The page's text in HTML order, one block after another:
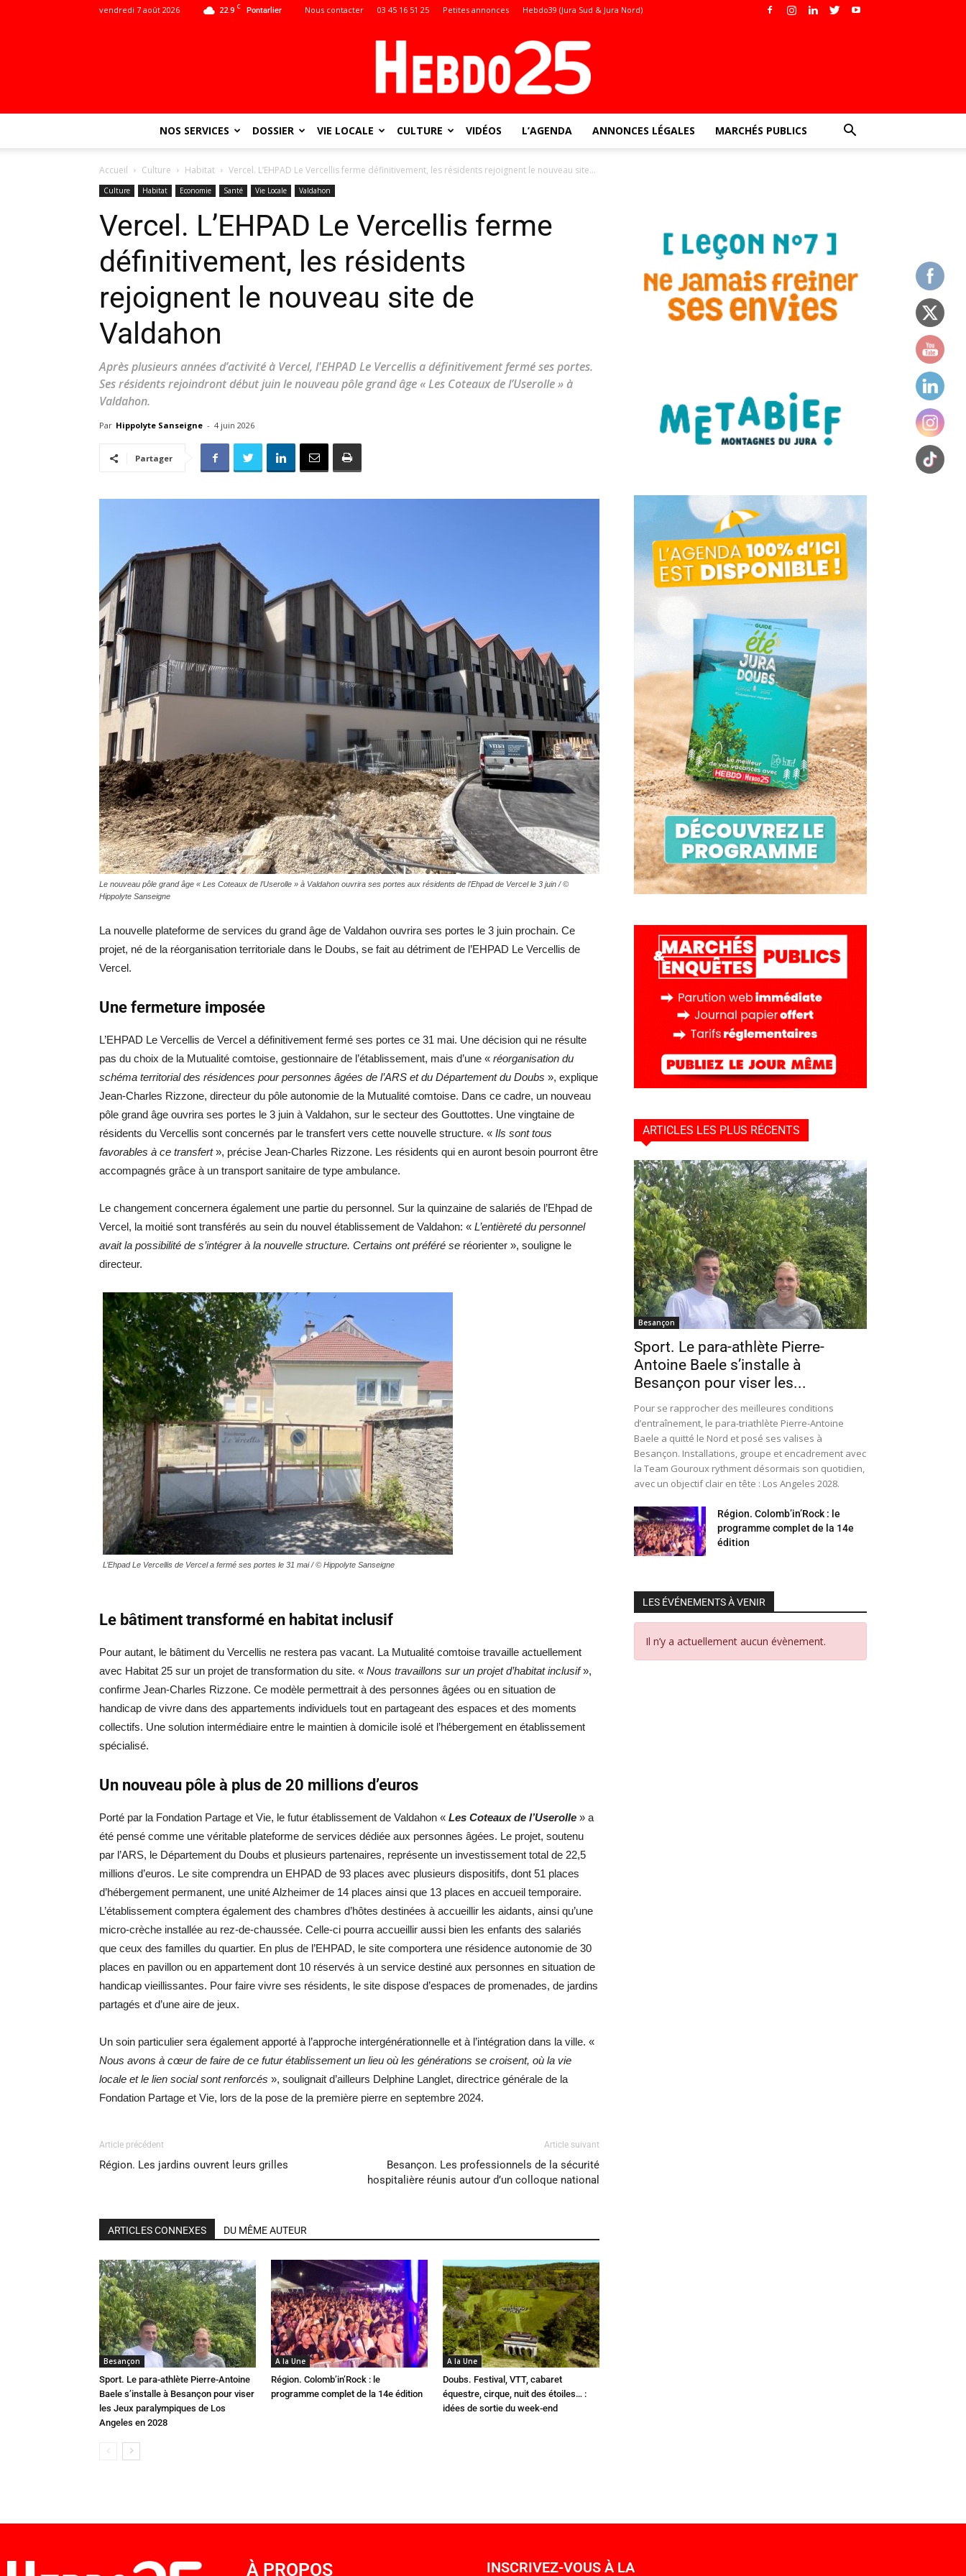
22.9 C Pontarlier
vendredi 7 août 2026 Nous contacter 03 45 16 51 25 Petites annonces Hebdo39 (Jura Sud & Jura Nord)
Hebdo25
NOS SERVICES DOSSIER VIE LOCALE CULTURE VIDÉOS L’AGENDA ANNONCES LÉGALES MARCHÉS PUBLICS
Accueil Culture Habitat Vercel. L’EHPAD Le Vercellis ferme définitivement, les résidents rejoignent le nouveau site...
Culture Habitat Economie Santé Vie Locale Valdahon
Vercel. L’EHPAD Le Vercellis ferme
définitivement, les résidents
rejoignent le nouveau site de
Valdahon
Après plusieurs années d’activité à Vercel, l'EHPAD Le Vercellis a définitivement fermé ses portes.
Ses résidents rejoindront début juin le nouveau pôle grand âge « Les Coteaux de l’Userolle » à
Valdahon.
Par Hippolyte Sanseigne - 4 juin 2026
Partager
Le nouveau pôle grand âge « Les Coteaux de l’Userolle » à Valdahon ouvrira ses portes aux résidents de l'Ehpad de Vercel le 3 juin / ©
Hippolyte Sanseigne
La nouvelle plateforme de services du grand âge de Valdahon ouvrira ses portes le 3 juin prochain. Ce
projet, né de la réorganisation territoriale dans le Doubs, se fait au détriment de l’EHPAD Le Vercellis de
Vercel.
Une fermeture imposée
L’EHPAD Le Vercellis de Vercel a définitivement fermé ses portes ce 31 mai. Une décision qui ne résulte
pas du choix de la Mutualité comtoise, gestionnaire de l’établissement, mais d’une « réorganisation du
schéma territorial des résidences pour personnes âgées de l’ARS et du Département du Doubs », explique
Jean-Charles Rizzone, directeur du pôle autonomie de la Mutualité comtoise. Dans ce cadre, un nouveau
pôle grand âge ouvrira ses portes le 3 juin à Valdahon, sur le secteur des Gouttottes. Une vingtaine de
résidents du Vercellis sont concernés par le transfert vers cette nouvelle structure. « Ils sont tous
favorables à ce transfert», précise Jean-Charles Rizzone. Les résidents qui en auront besoin pourront être
accompagnés grâce à un transport sanitaire de type ambulance.
Le changement concernera également une partie du personnel. Sur la quinzaine de salariés de l’Ehpad de
Vercel, la moitié sont transférés au sein du nouvel établissement de Valdahon: « L’entièreté du personnel
avait la possibilité de s’intégrer à la nouvelle structure. Certains ont préféré se réorienter », souligne le
directeur.
L’Ehpad Le Vercellis de Vercel a fermé ses portes le 31 mai / © Hippolyte Sanseigne
Le bâtiment transformé en habitat inclusif
Pour autant, le bâtiment du Vercellis ne restera pas vacant. La Mutualité comtoise travaille actuellement
avec Habitat 25 sur un projet de transformation du site. « Nous travaillons sur un projet d’habitat inclusif»,
confirme Jean-Charles Rizzone. Ce modèle permettrait à des personnes âgées ou en situation de
handicap de vivre dans des appartements individuels tout en partageant des espaces et des moments
collectifs. Une solution intermédiaire entre le maintien à domicile isolé et l’hébergement en établissement
spécialisé.
Un nouveau pôle à plus de 20 millions d’euros
Porté par la Fondation Partage et Vie, le futur établissement de Valdahon « Les Coteaux de l’Userolle » a
été pensé comme une véritable plateforme de services dédiée aux personnes âgées. Le projet, soutenu
par l’ARS, le Département du Doubs et plusieurs partenaires, représente un investissement total de 22,5
millions d’euros. Le site comprendra un EHPAD de 93 places avec plusieurs dispositifs, dont 51 places
d’hébergement permanent, une unité Alzheimer de 14 places ainsi que 13 places en accueil temporaire.
L’établissement comptera également des chambres d’hôtes destinées à accueillir les aidants, ainsi qu’une
micro-crèche installée au rez-de-chaussée. Celle-ci pourra accueillir aussi bien les enfants des salariés
que ceux des familles du quartier. En plus de l’EHPAD, le site comportera une résidence autonomie de 30
places en pavillon ou en appartement dont 10 réservés à un service destiné aux personnes en situation de
handicap vieillissantes. Pour faire vivre ses résidents, le site dispose d’espaces de promenades, de jardins
partagés et d’une aire de jeux.
Un soin particulier sera également apporté à l’approche intergénérationnelle et à l’intégration dans la ville. «
Nous avons à cœur de faire de ce futur établissement un lieu où les générations se croisent, où la vie
locale et le lien social sont renforcés », soulignait d’ailleurs Delphine Langlet, directrice générale de la
Fondation Partage et Vie, lors de la pose de la première pierre en septembre 2024.
Article précédent
Région. Les jardins ouvrent leurs grilles
Article suivant
Besançon. Les professionnels de la sécurité
hospitalière réunis autour d’un colloque national
ARTICLES CONNEXES DU MÊME AUTEUR
Besançon
Sport. Le para-athlète Pierre-Antoine
Baele s’installe à Besançon pour viser
les Jeux paralympiques de Los
Angeles en 2028
A la Une
Région. Colomb’in’Rock : le
programme complet de la 14e édition
A la Une
Doubs. Festival, VTT, cabaret
équestre, cirque, nuit des étoiles… :
idées de sortie du week-end
ARTICLES LES PLUS RÉCENTS
Besançon
Sport. Le para-athlète Pierre-
Antoine Baele s’installe à
Besançon pour viser les...
Pour se rapprocher des meilleures conditions
d’entraînement, le para-triathlète Pierre-Antoine
Baele a quitté le Nord et posé ses valises à
Besançon. Installations, groupe et encadrement avec
la Team Gouroux rythment désormais son quotidien,
avec un objectif clair en tête : Los Angeles 2028.
Région. Colomb’in’Rock : le
programme complet de la 14e
édition
LES ÉVÉNEMENTS À VENIR
Il n’y a actuellement aucun évènement.
À PROPOS
INSCRIVEZ-VOUS À LA